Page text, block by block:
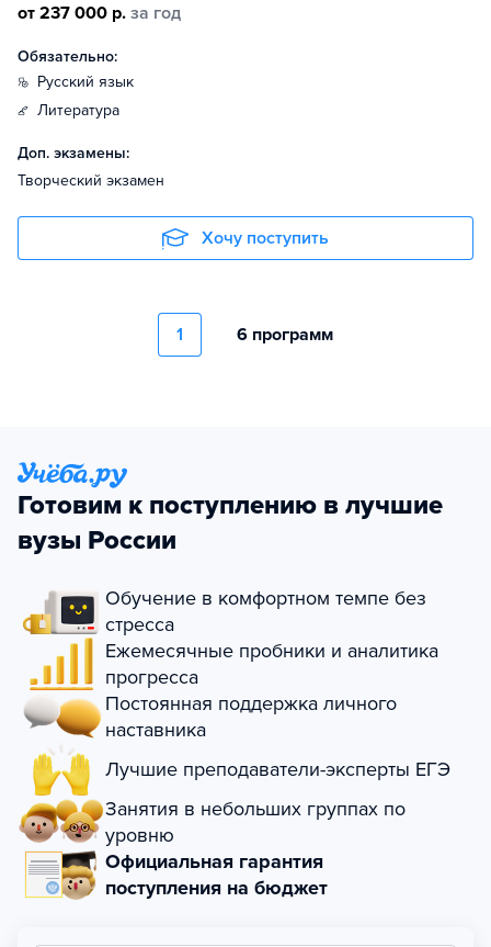
от 237 000 р. за год
Обязательно:
русский язык
литература
Доп. экзамены:
Творческий экзамен
Хочу поступить
1 6 программ
Готовим к поступлению в лучшие
вузы России
Обучение в комфортном темпе без
стресса
Ежемесячные пробники и аналитика
прогресса
Постоянная поддержка личного
наставника
Лучшие преподаватели-эксперты ЕГЭ
Занятия в небольших группах по
уровню
Официальная гарантия
поступления на бюджет